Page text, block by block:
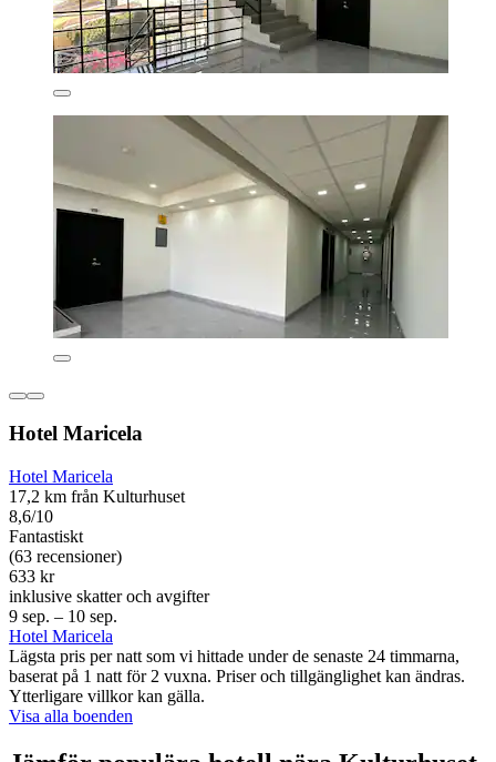
Hotel Maricela
Hotel Maricela
17,2 km från Kulturhuset
8,6/10
Fantastiskt
(63 recensioner)
633 kr
inklusive skatter och avgifter
9 sep. – 10 sep.
Hotel Maricela
Lägsta pris per natt som vi hittade under de senaste 24 timmarna,
baserat på 1 natt för 2 vuxna. Priser och tillgänglighet kan ändras.
Ytterligare villkor kan gälla.
Visa alla boenden